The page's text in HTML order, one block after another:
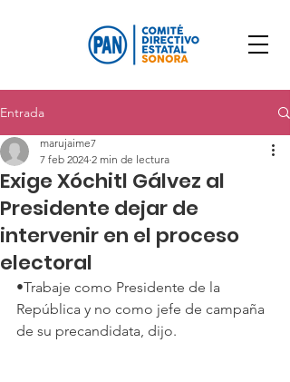
Entrada
Exige Xóchitl Gálvez al
Presidente dejar de
intervenir en el proceso
electoral
marujaime7
7 feb 2024 2 min de lectura
•Trabaje como Presidente de la
República y no como jefe de campaña
de su precandidata, dijo.